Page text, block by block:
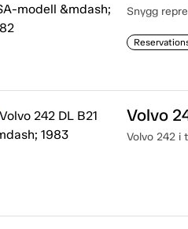
Snygg
Volvo
Volvo 242 i